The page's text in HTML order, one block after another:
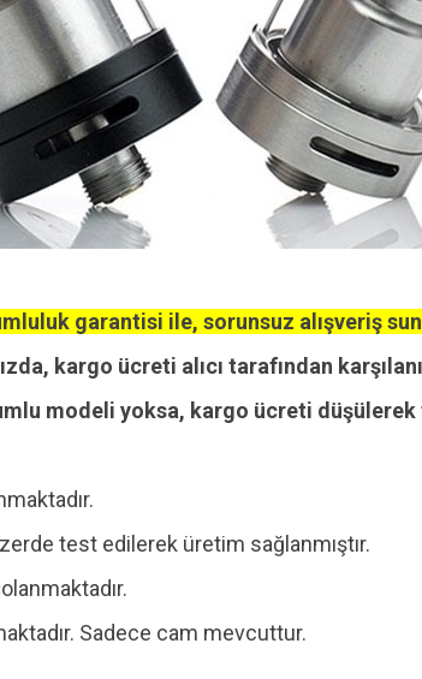
garantisi ile, sorunsuz alışveriş
kargo ücreti alıcı tarafından
modeli yoksa, kargo ücreti
test edilerek üretim sağlanmıştır.
Sadece cam mevcuttur.